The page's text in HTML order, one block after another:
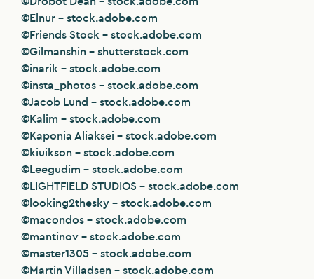
©Elnur – stock.adobe.com
©Friends Stock – stock.adobe.com
©Gilmanshin – shutterstock.com
©inarik – stock.adobe.com
©insta_photos – stock.adobe.com
©Jacob Lund – stock.adobe.com
©Kalim – stock.adobe.com
©Kaponia Aliaksei – stock.adobe.com
©kiuikson – stock.adobe.com
©Leegudim – stock.adobe.com
©LIGHTFIELD STUDIOS – stock.adobe.com
©looking2thesky – stock.adobe.com
©macondos – stock.adobe.com
©mantinov – stock.adobe.com
©master1305 – stock.adobe.com
©Martin Villadsen – stock.adobe.com